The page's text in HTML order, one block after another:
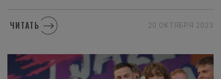
ЧИТАТЬ 20 ОКТЯБРЯ 2023